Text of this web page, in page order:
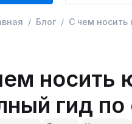
Блог С чем носить
носить
гид